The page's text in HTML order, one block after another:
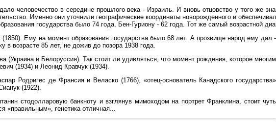
человечество в середине прошлого века - Израиль. И вновь отцовство у того же
Именно они уточнили географические координаты новорожденного и
государства было 74 года, Бен-Гуриону - 62 года. Тот же самый возрастной
Ему на момент образования государства было 68 лет. А прозвище народ ему дал -
возрасте 85 лет, не дожив до позора 1938 года.
и Белоруссия). Так стоит ли удивляться, что момент рождения, которое многим
(1934) и Леонид Кравчук (1934).
Родригес де Франсия и Веласко (1766), «отец-основатель Канадского государства»
(1922).
стодолларовую банкноту и взглянув мимоходом на портрет Франклина, стоит чуть
генетика отличная...